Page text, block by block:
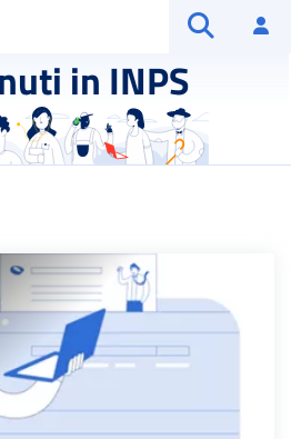
in INPS